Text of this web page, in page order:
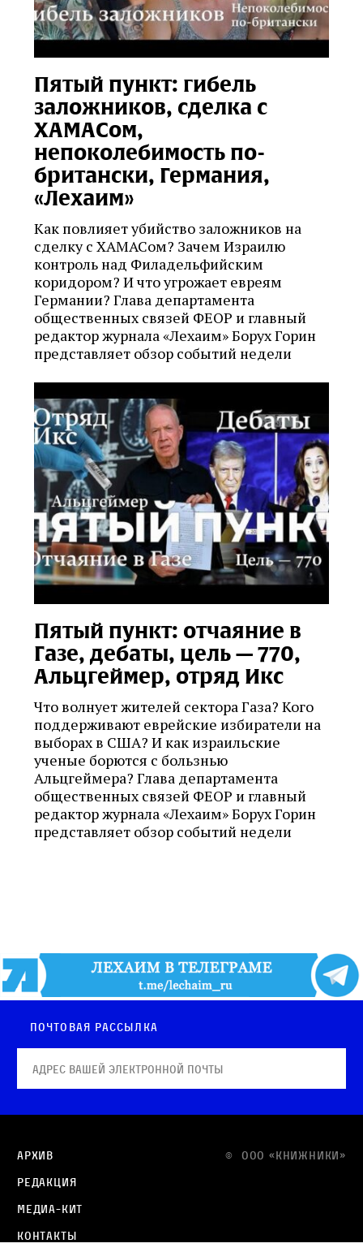
Пятый пункт: гибель
заложников, сделка с
ХАМАСом,
непоколебимость по-
британски, Германия,
«Лехаим»
Как повлияет убийство заложников на
сделку с ХАМАСом? Зачем Израилю
контроль над Филадельфийским
коридором? И что угрожает евреям
Германии? Глава департамента
общественных связей ФЕОР и главный
редактор журнала «Лехаим» Борух Горин
представляет обзор событий недели
Пятый пункт: отчаяние в
Газе, дебаты, цель — 770,
Альцгеймер, отряд Икс
Что волнует жителей сектора Газа? Кого
поддерживают еврейские избиратели на
выборах в США? И как израильские
ученые борются с бользнью
Альцгеймера? Глава департамента
общественных связей ФЕОР и главный
редактор журнала «Лехаим» Борух Горин
представляет обзор событий недели
Почтовая рассылка
© OOO «КНИЖНИКИ»
Архив
Редакция
Медиа-кит
Контакты